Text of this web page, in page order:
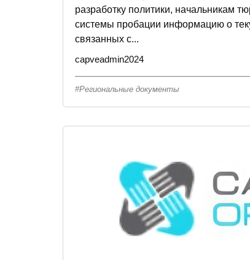
разработку политики, начальникам
системы пробации информацию о
связанных с...
capveadmin2024
Региональные документы